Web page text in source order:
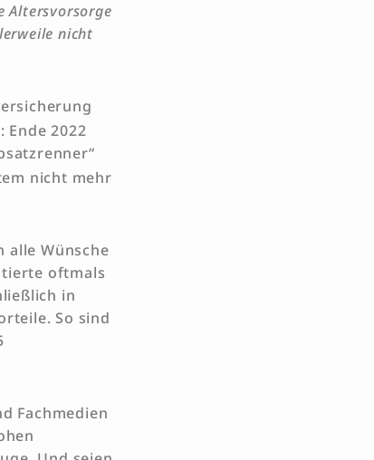
Altersvorsorge
nicht
2022
nicht mehr
alle Wünsche
oftmals
in
So sind
Fachmedien